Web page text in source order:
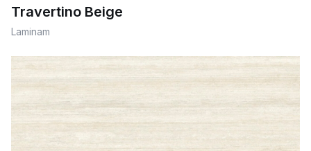
Travertino Beige
Laminam